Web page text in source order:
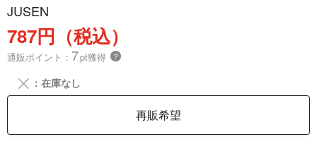
JUSEN
787円（税込）
通販ポイント： 7pt獲得 ？
╳ ：在庫なし
再販希望